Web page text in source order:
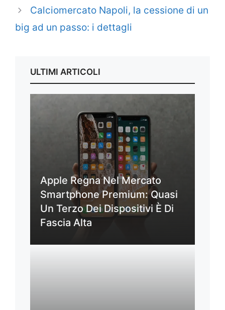
Calciomercato Napoli, la cessione di un
big ad un passo: i dettagli
ULTIMI ARTICOLI
Apple Regna Nel Mercato
Smartphone Premium: Quasi
Un Terzo Dei Dispositivi È Di
Fascia Alta